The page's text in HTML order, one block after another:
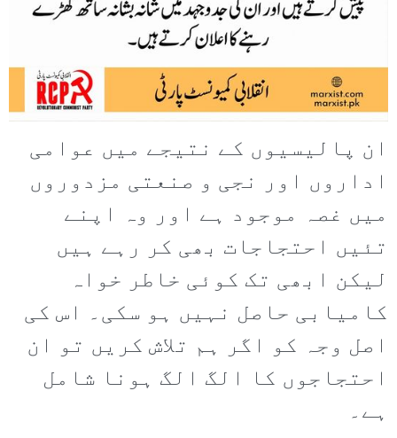
ان پالیسیوں کے نتیجے میں عوامی
اداروں اور نجی و صنعتی مزدوروں
میں غصہ موجود ہے اور وہ اپنے
تئیں احتجاجات بھی کر رہے ہیں
لیکن ابھی تک کوئی خاطر خواہ
کامیابی حاصل نہیں ہو سکی۔ اس کی
اصل وجہ کو اگر ہم تلاش کریں تو ان
احتجاجوں کا الگ الگ ہونا شامل
ہے۔